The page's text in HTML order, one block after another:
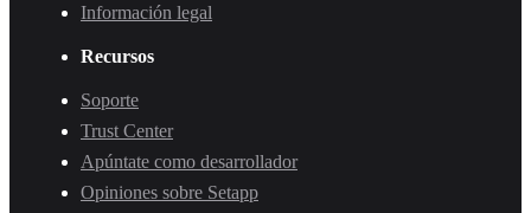
Información legal
Recursos
Soporte
Trust Center
Apúntate como desarrollador
Opiniones sobre Setapp